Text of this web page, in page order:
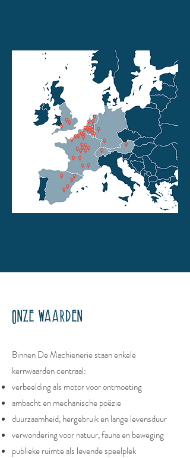
Onze waarden​
Binnen De Machienerie staan enkele
kernwaarden centraal:
verbeelding als motor voor ontmoeting
ambacht en mechanische poëzie
duurzaamheid, hergebruik en lange levensduur
verwondering voor natuur, fauna en beweging
publieke ruimte als levende speelplek